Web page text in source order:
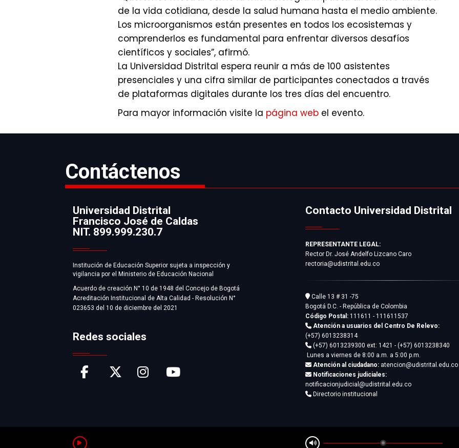
de la vida cotidiana, desde la salud humana hasta el medio ambiente.
Los microorganismos están presentes en todos los ecosistemas y
comprenderlos es fundamental para enfrentar diversos desafíos
científicos y sociales”, afirmó.
La Universidad Distrital espera reunir a más de 100 asistentes
presenciales y una cifra similar de participantes conectados a través
de plataformas digitales durante los tres días del encuentro.
Para mayor información visite la página webel evento.
Contáctenos
Información
Universidad Distrital
Francisco José de Caldas
NIT. 899.999.230.7
Institución de Educación Superior sujeta a inspección y
vigilancia por el Ministerio de Educación Nacional
Acuerdo de creación N° 10 de 1948 del Concejo de Bogotá
Acreditación Institucional de Alta Calidad - Resolución N°
023653 del 10 de diciembre del 2021
Redes sociales
Contacto Universidad Distrital
REPRESENTANTE LEGAL:
Rector Dr. José Andelfo Lizcano Caro
rectoria@udistrital.edu.co
Calle 13 # 31 -75
Bogotá D.C. - República de Colombia
Código Postal: 111611 - 111611537
Atención a usuarios del Centro De Relevo:
(+57) 6013238314
(+57) 6013239300ext: 1421 - (+57) 6013238340
Lunes a viernes de 8:00 a.m. a 5:00 p.m.
Atención al ciudadano: atencion@udistrital.edu.co
Notificaciones judiciales:
notificacionjudicial@udistrital.edu.co
Directorio institucional